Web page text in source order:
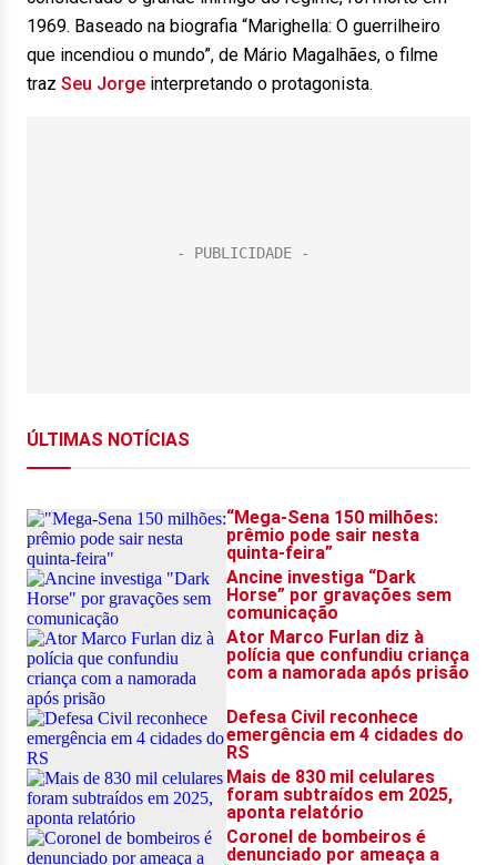
1969. Baseado na biografia “Marighella: O guerrilheiro
que incendiou o mundo”, de Mário Magalhães, o filme
traz Seu Jorge interpretando o protagonista.